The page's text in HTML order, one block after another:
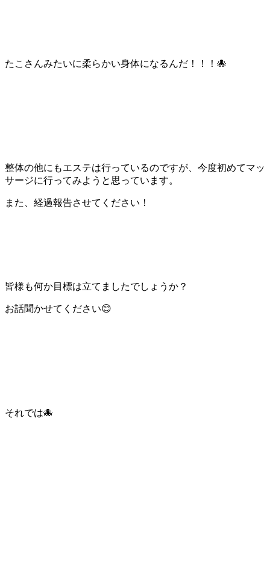
たこさんみたいに柔らかい身体になるんだ！！！🐙
整体の他にもエステは行っているのですが、今度初めてマッ
サージに行ってみようと思っています。
また、経過報告させてください！
皆様も何か目標は立てましたでしょうか？
お話聞かせてください😊
それでは🐙